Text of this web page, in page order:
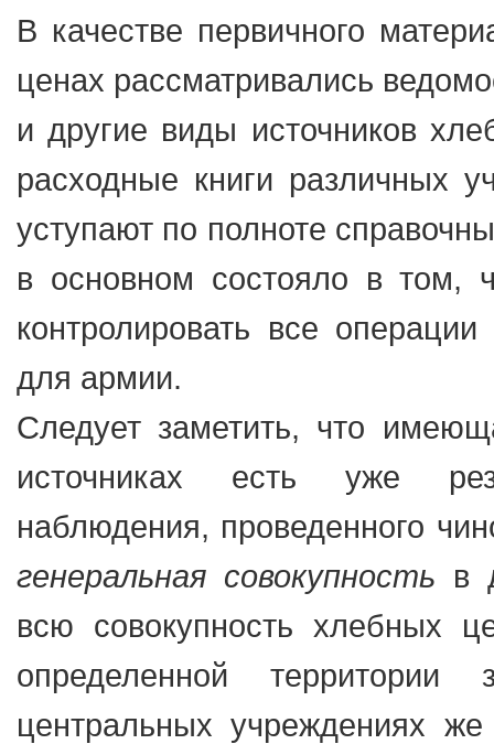
В качестве первичного
ценах рассматривались
и другие виды источников
расходные книги различных
уступают по полноте
в основном состояло в том,
контролировать все
для армии.
Следует заметить, что
источниках есть уже
наблюдения, проведенного
генеральная совокупность в
всю совокупность хлебных
определенной
центральных учреждениях